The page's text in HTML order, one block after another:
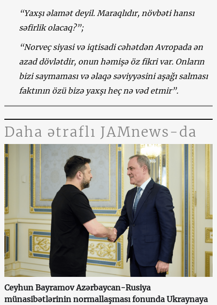
“Yaxşı əlamət deyil. Maraqlıdır, növbəti hansı
səfirlik olacaq?”;
“Norveç siyasi və iqtisadi cəhətdən Avropada ən
azad dövlətdir, onun həmişə öz fikri var. Onların
bizi saymaması və əlaqə səviyyəsini aşağı salması
faktının özü bizə yaxşı heç nə vəd etmir”.
Daha ətraflı JAMnews-da
Ceyhun Bayramov Azərbaycan-Rusiya
münasibətlərinin normallaşması fonunda Ukraynaya